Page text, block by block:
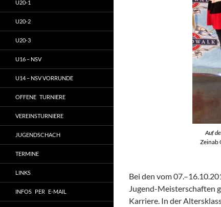
Auf
Zeinab
Bei den vom
Jugend-Meisterschaften
Karriere. In der
U20-1
U20-2
U20-3
U16 – NSV
U14 – NSV VORRUNDE
OFFENE TURNIERE
VEREINSTURNIERE
JUGENDSCHACH
TERMINE
LINKS
INFOS PER E-MAIL